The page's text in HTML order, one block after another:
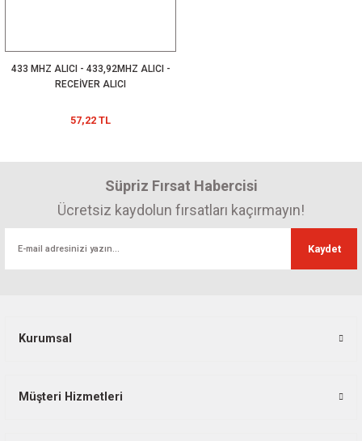
433 MHZ ALICI - 433,92MHZ ALICI -
RECEİVER ALICI
57,22 TL
Süpriz Fırsat Habercisi
Ücretsiz kaydolun fırsatları kaçırmayın!
Kaydet
Kurumsal
Müşteri Hizmetleri